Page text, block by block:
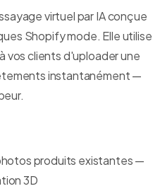
virtuel par IA conçue
Shopify mode. Elle utilise
vos clients d'uploader une
instantanément —
produits existantes —
3D